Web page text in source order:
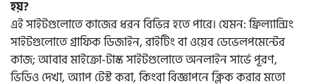
হয়?
এই সাইটগুলোতে কাজের ধরন বিভিন্ন হতে পারে। যেমন: ফ্রিল্যান্সিং
সাইটগুলোতে গ্রাফিক ডিজাইন, রাইটিং বা ওয়েব ডেভেলপমেন্টের
কাজ; আবার মাইক্রো-টাস্ক সাইটগুলোতে অনলাইন সার্ভে পূরণ,
ভিডিও দেখা, অ্যাপ টেস্ট করা, কিংবা বিজ্ঞাপনে ক্লিক করার মতো